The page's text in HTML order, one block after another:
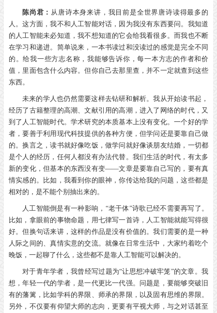
陈尚君： 从唐诗本身来讲，我目前是全世界唐诗读得最多的
人。这方面，我不和人工智能对话，因为我没有东西要问。我知道
的人工智能未必知道，我不想知道的它会给我看很多。而我也不断
在学习和递进。简单说来，一本书读过和没读过的感觉是完全不同
的。给我一些方志名称，我能够告诉你，每一本方志的作者和价
值，里面包含什么内容。但你自己去那里查，并不一定就查到这些
东西。
未来的学人也仍然需要这样去钻研和解析。我从开始读书起，
经历了古籍整理的高潮、文献引用的高潮，进入了网络的时代，又
到了人工智能时代。学术研究的本质基本上没有变化。一个好的学
者，要善于利用现代科技提供的各种方便，但学问还是要靠自己做
的。换言之，读书就好像吃饭，做学问就好像谈朋友结婚，一切都
是个人的经历，任何人都没有办法代替。我们生活的时代，有太多
新的变化，但基本的东西没有变——文章是要靠自己写的，要有真
情实感的。比如，我看到你的眼神，你传达给我的问题，这些都是
相对的，是不能个别抽出来的。
人工智能倒是有一种影响，“老干体”诗歌已经不需要再写了。
比如，拿眼前的事物命题，用七律写一首诗，人工智能就能写得很
好。但换句话来讲，这样的作品是没有价值的。我们需要的是一种
人际之间的、真情实意的交流。就像在日常生活中，大家约着吃个
晚饭，一起聊了什么，这些都不是靠人工智能可以解决的。
对于青年学者，我曾经写过题为“让思想冲破牢笼”的文章。我
想，年轻一代的学者，是一代更比一代强。问题是，要能够突破旧
有的藩篱，比如学科的界限、师承的界限，以及固有思维的界限。
另外，不仅要有仰望大师的志向，更要有平视大师，与之对话甚至